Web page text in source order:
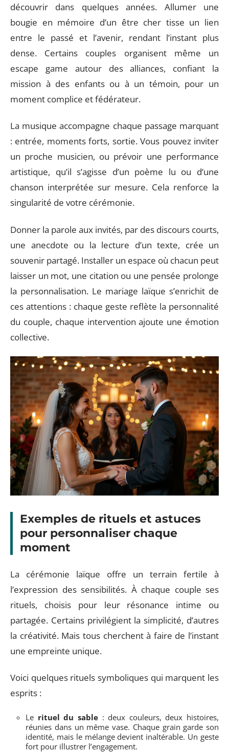
découvrir dans quelques années. Allumer une
bougie en mémoire d’un être cher tisse un lien
entre le passé et l’avenir, rendant l’instant plus
dense. Certains couples organisent même un
escape game autour des alliances, confiant la
mission à des enfants ou à un témoin, pour un
moment complice et fédérateur.
La musique accompagne chaque passage marquant
: entrée, moments forts, sortie. Vous pouvez inviter
un proche musicien, ou prévoir une performance
artistique, qu’il s’agisse d’un poème lu ou d’une
chanson interprétée sur mesure. Cela renforce la
singularité de votre cérémonie.
Donner la parole aux invités, par des discours courts,
une anecdote ou la lecture d’un texte, crée un
souvenir partagé. Installer un espace où chacun peut
laisser un mot, une citation ou une pensée prolonge
la personnalisation. Le mariage laïque s’enrichit de
ces attentions : chaque geste reflète la personnalité
du couple, chaque intervention ajoute une émotion
collective.
Exemples de rituels et astuces
pour personnaliser chaque
moment
La cérémonie laïque offre un terrain fertile à
l’expression des sensibilités. À chaque couple ses
rituels, choisis pour leur résonance intime ou
partagée. Certains privilégient la simplicité, d’autres
la créativité. Mais tous cherchent à faire de l’instant
une empreinte unique.
Voici quelques rituels symboliques qui marquent les
esprits :
Le rituel du sable: deux couleurs, deux histoires,
réunies dans un même vase. Chaque grain garde son
identité, mais le mélange devient inaltérable. Un geste
fort pour illustrer l’engagement.